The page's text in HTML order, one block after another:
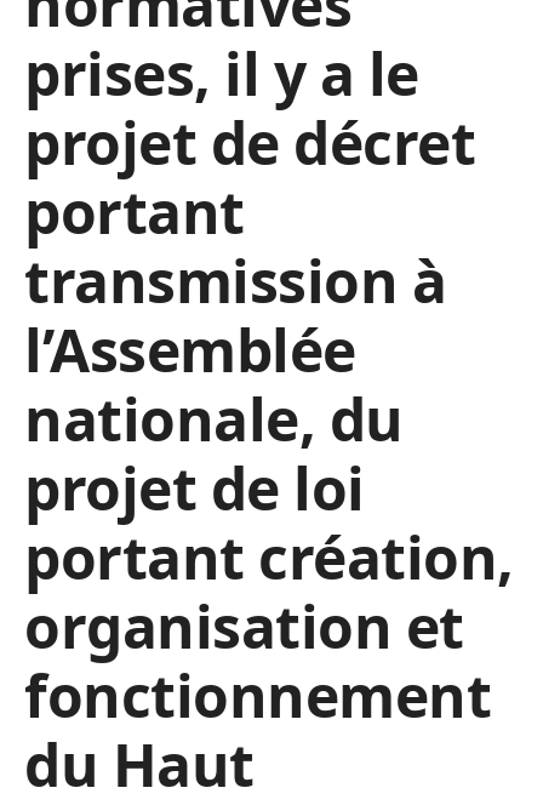
prises, il y a le
projet de décret
portant
transmission à
l’Assemblée
nationale, du
projet de loi
portant création,
organisation et
fonctionnement
du Haut